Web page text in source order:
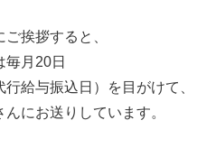
挨拶すると、
毎月20日
行給与振込日）を目がけて、
にお送りしています。